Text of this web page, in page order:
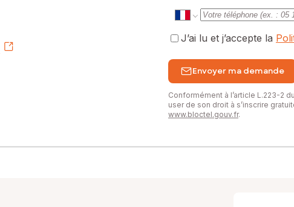
J’ai lu et j’accepte la
Envoyer ma demande
Conformément à l’article L.223-2
user de son droit à s’inscrire
www.bloctel.gouv.fr.